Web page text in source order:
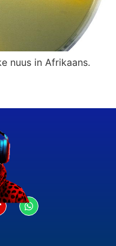
nuus in Afrikaans.